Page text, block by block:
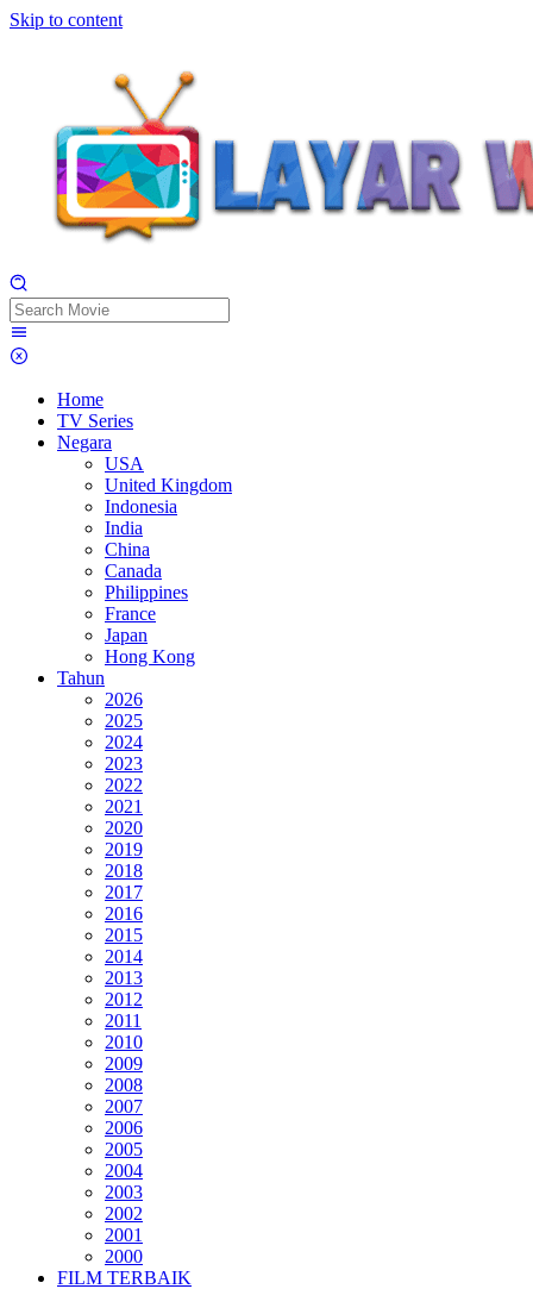
Skip to content
Home
TV Series
Negara
USA
United Kingdom
Indonesia
India
China
Canada
Philippines
France
Japan
Hong Kong
Tahun
2026
2025
2024
2023
2022
2021
2020
2019
2018
2017
2016
2015
2014
2013
2012
2011
2010
2009
2008
2007
2006
2005
2004
2003
2002
2001
2000
FILM TERBAIK